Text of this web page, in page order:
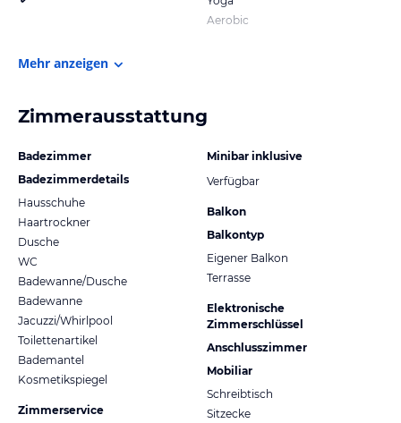
Aerobic
Mehr anzeigen
Zimmerausstattung
Badezimmer
Badezimmerdetails
Hausschuhe
Haartrockner
Dusche
WC
Badewanne/Dusche
Badewanne
Jacuzzi/Whirlpool
Toilettenartikel
Bademantel
Kosmetikspiegel
Zimmerservice
Minibar inklusive
Verfügbar
Balkon
Balkontyp
Eigener Balkon
Terrasse
Elektronische
Zimmerschlüssel
Anschlusszimmer
Mobiliar
Schreibtisch
Sitzecke